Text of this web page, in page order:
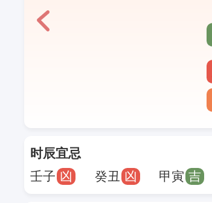
时辰宜忌
壬子 凶 癸丑 凶 甲寅 吉